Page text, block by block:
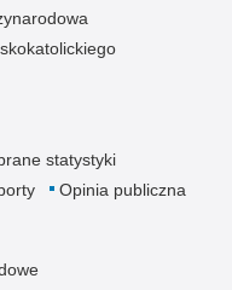
statystyki
Opinia publiczna